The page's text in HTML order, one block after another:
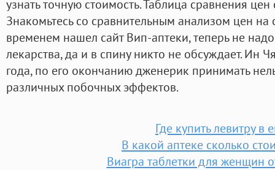
узнать точную стоимость. Таблица сравнения
Знакомьтесь со сравнительным анализом цен на
временем нашел сайт Вип-аптеки, теперь не
лекарства, да и в спину никто не обсуждает. Ин
года, по его окончанию дженерик принимать
различных побочных эффектов.
Где купить левитру в
В какой аптеке сколько
Виагра таблетки для женщин